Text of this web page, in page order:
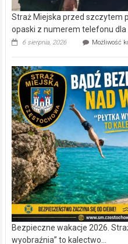
Straż Miejska przed szczytem
opaski z numerem telefonu
6 sierpnia, 2026 Możliwość
Bezpieczne wakacje 2026.
wyobraźnia” to kalectwo…